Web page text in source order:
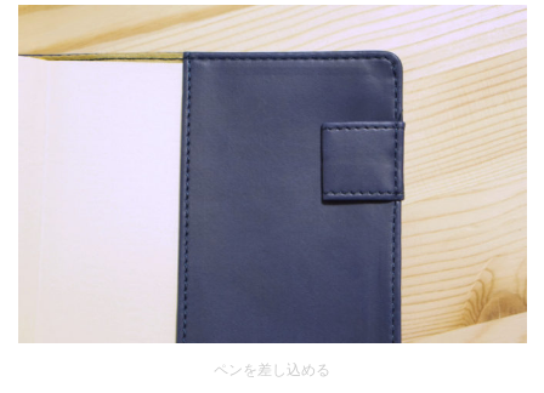
ペンを差し込める